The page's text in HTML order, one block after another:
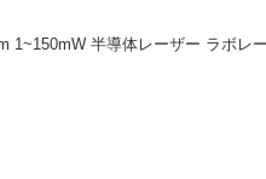
1~150mW 半導体レーザー ラボレ